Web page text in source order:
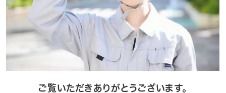
ご覧いただきありがとうございます。